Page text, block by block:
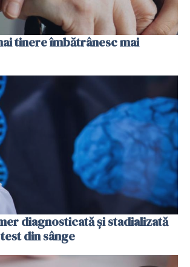
tinere îmbătrânesc mai
diagnosticată și stadializată
din sânge